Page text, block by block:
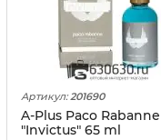
Артикул: 201690
A-Plus Paco Rabanne
"Invictus" 65 ml